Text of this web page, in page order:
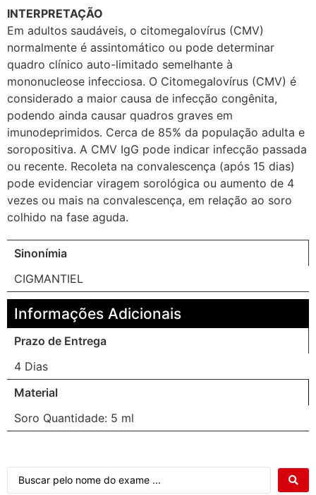
INTERPRETAÇÃO
Em adultos saudáveis, o citomegalovírus (CMV)
normalmente é assintomático ou pode determinar
quadro clínico auto-limitado semelhante à
mononucleose infecciosa. O Citomegalovírus (CMV) é
considerado a maior causa de infecção congênita,
podendo ainda causar quadros graves em
imunodeprimidos. Cerca de 85% da população adulta e
soropositiva. A CMV IgG pode indicar infecção passada
ou recente. Recoleta na convalescença (após 15 dias)
pode evidenciar viragem sorológica ou aumento de 4
vezes ou mais na convalescença, em relação ao soro
colhido na fase aguda.
Sinonímia
CIGMANTIEL
Informações Adicionais
Prazo de Entrega
4 Dias
Material
Soro Quantidade: 5 ml